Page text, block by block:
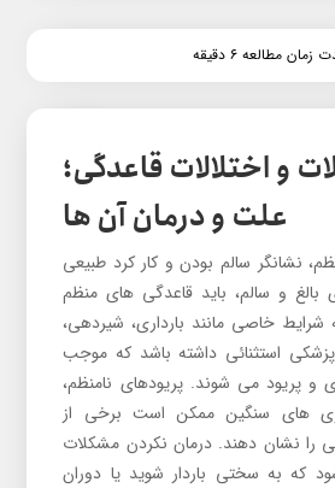
زمان مطالعه ۶ دقیقه
و اختلالات قاعدگی؛
علت و درمان آن ها
نشانگر سالم بودن و کار کرد طبیعی
و سالم، باید قاعدگی های منظم
شرایط خاصی مانند بارداری، شیردهی،
استثنائی داشته باشد که موجب
پریود می شوند. پریودهای نامنظم،
های سنگین ممکن است برخی از
را نشان دهند. درمان نکردن مشکلات
که به سختی باردار شوید یا دوران